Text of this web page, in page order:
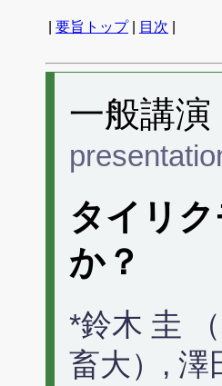
要旨トップ| 目次
一般講
タイリ
か？
*鈴木 圭
畜大）, 澤